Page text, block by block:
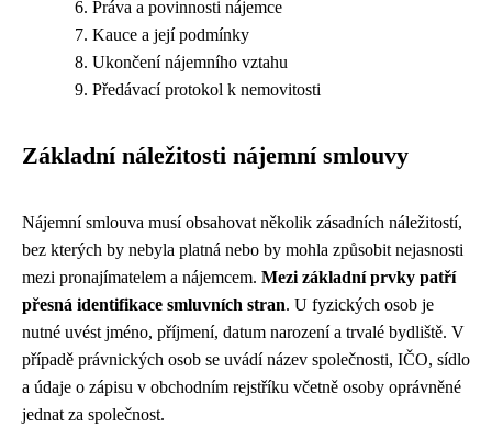
Práva a povinnosti nájemce
Kauce a její podmínky
Ukončení nájemního vztahu
Předávací protokol k nemovitosti
Základní náležitosti nájemní smlouvy
Nájemní smlouva musí obsahovat několik zásadních náležitostí,
bez kterých by nebyla platná nebo by mohla způsobit nejasnosti
mezi pronajímatelem a nájemcem. Mezi základní prvky patří
přesná identifikace smluvních stran. U fyzických osob je
nutné uvést jméno, příjmení, datum narození a trvalé bydliště. V
případě právnických osob se uvádí název společnosti, IČO, sídlo
a údaje o zápisu v obchodním rejstříku včetně osoby oprávněné
jednat za společnost.